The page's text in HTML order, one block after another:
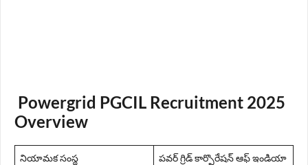
Powergrid PGCIL Recruitment 2025
Overview
నియామక సంస్థ పవర్ గ్రిడ్ కార్పొరేషన్ ఆఫ్ ఇండియా